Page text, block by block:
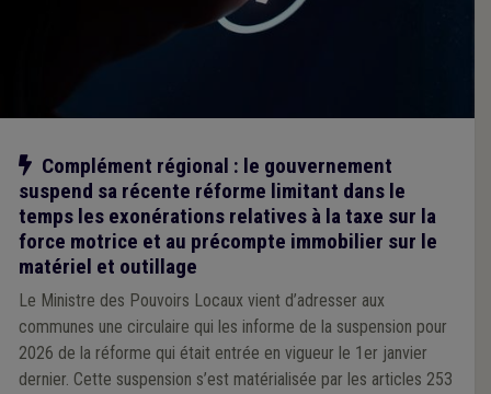
Notre action
Complément régional : le gouvernement
suspend sa récente réforme limitant dans le
temps les exonérations relatives à la taxe sur la
force motrice et au précompte immobilier sur le
matériel et outillage
Le Ministre des Pouvoirs Locaux vient d’adresser aux
communes une circulaire qui les informe de la suspension pour
2026 de la réforme qui était entrée en vigueur le 1er janvier
dernier. Cette suspension s’est matérialisée par les articles 253